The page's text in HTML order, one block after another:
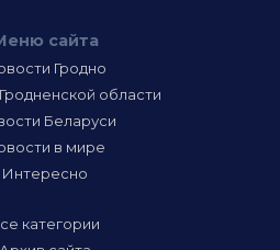
сайта
Гродно
области
Беларуси
в мире
Интересно
категории